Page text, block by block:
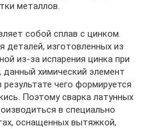
металлов.
собой сплав с цинком.
деталей, изготовленных из
из-за испарения цинка при
данный химический элемент
чего формируется
Поэтому сварка латунных
в специально
оснащенных вытяжкой,